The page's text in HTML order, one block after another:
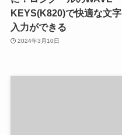
KEYS(K820)で快適な文字
入力ができる
2024年3月10日